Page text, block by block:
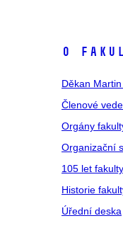
O
Děkan
Členové
Orgány
Organizační
105 let fakulty
Historie
Úřední deska